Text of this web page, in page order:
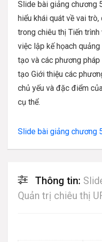
Slide bài giảng chương
hiểu khái quát về vai
trong chiêu thị Tiến
việc lập kế họach
tạo và các phương
tạo Giới thiệu các
chủ yếu và đặc điểm
cụ thể.
Slide bài giảng chương
Thông tin:
Quản trị chiêu thị